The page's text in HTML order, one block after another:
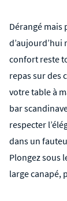
Dérangé mais
d’aujourd’hui
confort reste
repas sur des
votre table à
bar
respecter
dans un
Plongez sous
large canapé,